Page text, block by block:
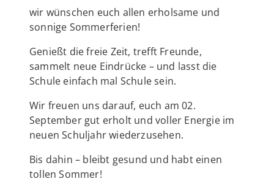
wir wünschen euch allen erholsame und
sonnige Sommerferien!
Genießt die freie Zeit, trefft Freunde,
sammelt neue Eindrücke – und lasst die
Schule einfach mal Schule sein.
Wir freuen uns darauf, euch am 02.
September gut erholt und voller Energie im
neuen Schuljahr wiederzusehen.
Bis dahin – bleibt gesund und habt einen
tollen Sommer!